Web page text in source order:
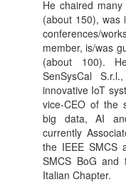
He chaired
(about 150), was
conferences/
member, is/was
(about 100).
SenSysCal
innovative IoT
vice-CEO of the
big data, AI
currently
the IEEE SMCS
SMCS BoG and
Italian Chapter.